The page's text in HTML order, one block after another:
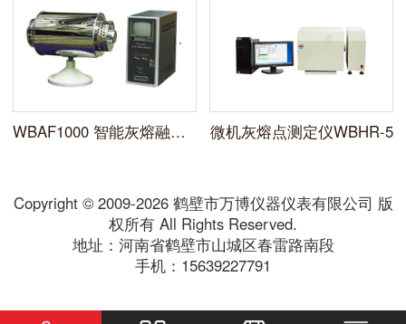
WBAF1000 智能灰熔融测试仪 微机灰熔点测定仪WBHR-5
Copyright © 2009-2026 鹤壁市万博仪器仪表有限公司 版
权所有 All Rights Reserved.
地址：河南省鹤壁市山城区春雷路南段
手机：15639227791